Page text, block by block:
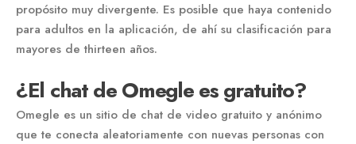
propósito muy divergente. Es posible que haya contenido
para adultos en la aplicación, de ahí su clasificación para
mayores de thirteen años.
¿El chat de Omegle es gratuito?
Omegle es un sitio de chat de video gratuito y anónimo
que te conecta aleatoriamente con nuevas personas con